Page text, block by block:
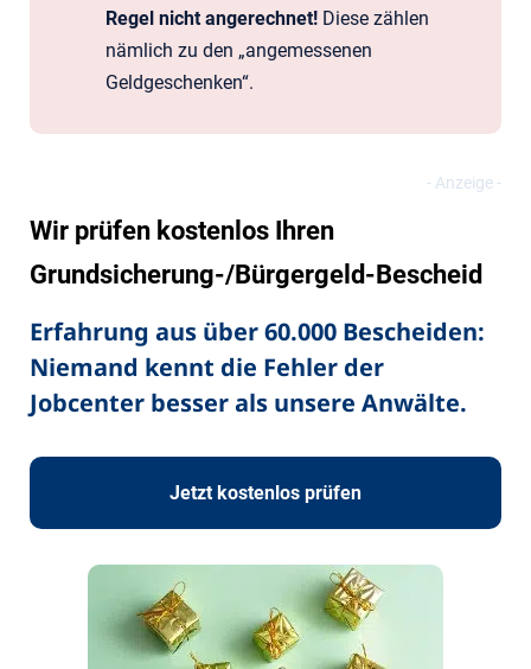
Regel nicht angerechnet! Diese zählen
nämlich zu den „angemessenen
Geldgeschenken“.
Wir prüfen kostenlos Ihren
Grundsicherung-/Bürgergeld-Bescheid
Erfahrung aus über 60.000 Bescheiden:
Niemand kennt die Fehler der
Jobcenter besser als unsere Anwälte.
Jetzt kostenlos prüfen